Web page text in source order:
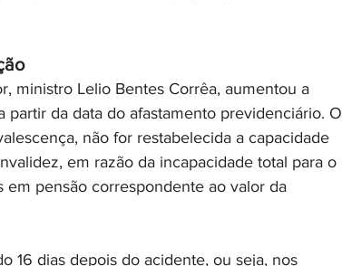
ministro Lelio Bentes Corrêa, aumentou a
partir da data do afastamento previdenciário. O
não for restabelecida a capacidade
em razão da incapacidade total para o
em pensão correspondente ao valor da
16 dias depois do acidente, ou seja, nos